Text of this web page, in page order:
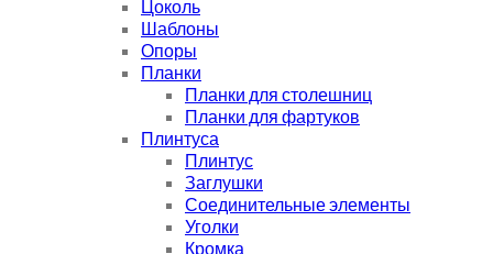
Цоколь
Шаблоны
Опоры
Планки
Планки для столешниц
Планки для фартуков
Плинтуса
Плинтус
Заглушки
Соединительные элементы
Уголки
Кромка